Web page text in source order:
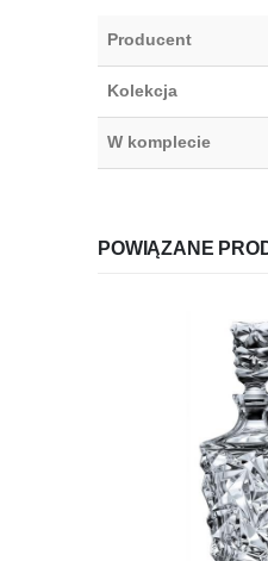
Producent
Kolekcja
W komplecie
POWIĄZANE